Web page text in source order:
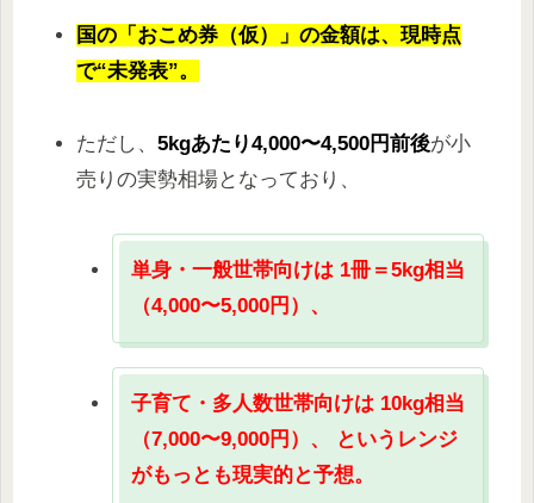
国の「おこめ券（仮）」の金額は、現時点
で“未発表”。
ただし、5kgあたり4,000〜4,500円前後が小
売りの実勢相場となっており、
単身・一般世帯向けは 1冊＝5kg相当
（4,000〜5,000円）、
子育て・多人数世帯向けは 10kg相当
（7,000〜9,000円）、 というレンジ
がもっとも現実的と予想。